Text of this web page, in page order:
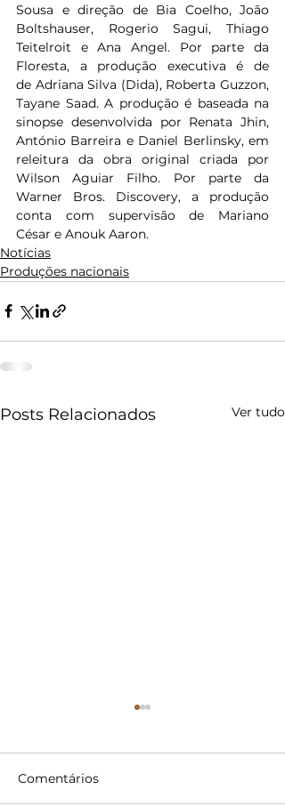
Sousa e direção de Bia Coelho, João
Boltshauser, Rogerio Sagui, Thiago
Teitelroit e Ana Angel. Por parte da
Floresta, a produção executiva é de
de Adriana Silva (Dida), Roberta Guzzon,
Tayane Saad. A produção é baseada na
sinopse desenvolvida por Renata Jhin,
António Barreira e Daniel Berlinsky, em
releitura da obra original criada por
Wilson Aguiar Filho. Por parte da
Warner Bros. Discovery, a produção
conta com supervisão de Mariano
César e Anouk Aaron.
Notícias
Produções nacionais
Posts Relacionados Ver tudo
Comentários